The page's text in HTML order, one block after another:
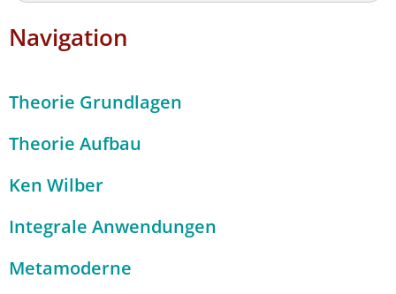
Navigation
Theorie Grundlagen
Theorie Aufbau
Ken Wilber
Integrale Anwendungen
Metamoderne